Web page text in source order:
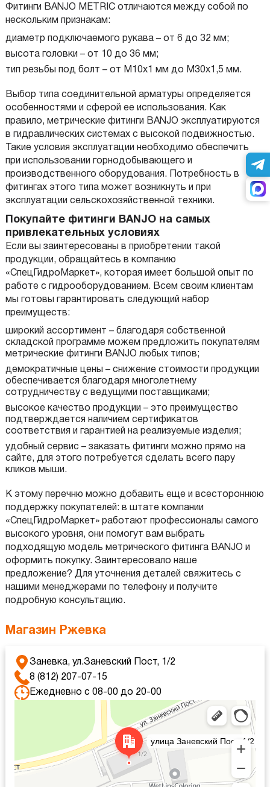
Фитинги BANJO METRIC отличаются между собой по
нескольким признакам:
диаметр подключаемого рукава – от 6 до 32 мм;
высота головки – от 10 до 36 мм;
тип резьбы под болт – от М10х1 мм до М30х1,5 мм.
Выбор типа соединительной арматуры определяется
особенностями и сферой ее использования. Как
правило, метрические фитинги BANJO эксплуатируются
в гидравлических системах с высокой подвижностью.
Такие условия эксплуатации необходимо обеспечить
при использовании горнодобывающего и
производственного оборудования. Потребность в
фитингах этого типа может возникнуть и при
эксплуатации сельскохозяйственной техники.
Покупайте фитинги BANJO на самых
привлекательных условиях
Если вы заинтересованы в приобретении такой
продукции, обращайтесь в компанию
«СпецГидроМаркет», которая имеет большой опыт по
работе с гидрооборудованием. Всем своим клиентам
мы готовы гарантировать следующий набор
преимуществ:
широкий ассортимент – благодаря собственной
складской программе можем предложить покупателям
метрические фитинги BANJO любых типов;
демократичные цены – снижение стоимости продукции
обеспечивается благодаря многолетнему
сотрудничеству с ведущими поставщиками;
высокое качество продукции – это преимущество
подтверждается наличием сертификатов
соответствия и гарантией на реализуемые изделия;
удобный сервис – заказать фитинги можно прямо на
сайте, для этого потребуется сделать всего пару
кликов мыши.
К этому перечню можно добавить еще и всестороннюю
поддержку покупателей: в штате компании
«СпецГидроМаркет» работают профессионалы самого
высокого уровня, они помогут вам выбрать
подходящую модель метрического фитинга BANJO и
оформить покупку. Заинтересовало наше
предложение? Для уточнения деталей свяжитесь с
нашими менеджерами по телефону и получите
подробную консультацию.
Магазин Ржевка
Заневка, ул.Заневский Пост, 1/2
8 (812) 207-07-15
Ежедневно с 08-00 до 20-00
Яндекс Карты — транспорт, навигация, поиск мест